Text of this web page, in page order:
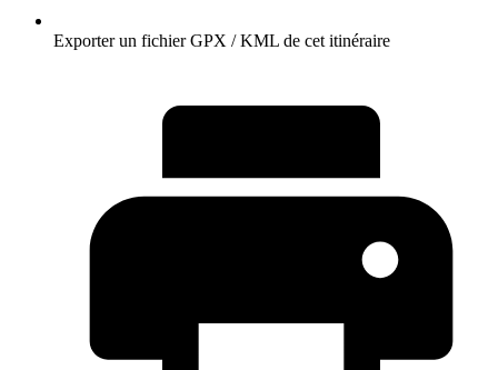
Exporter un fichier GPX / KML de cet itinéraire